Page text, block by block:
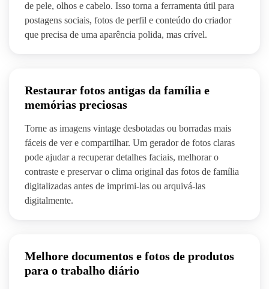
de pele, olhos e cabelo. Isso torna a ferramenta útil para
postagens sociais, fotos de perfil e conteúdo do criador
que precisa de uma aparência polida, mas crível.
Restaurar fotos antigas da família e
memórias preciosas
Torne as imagens vintage desbotadas ou borradas mais
fáceis de ver e compartilhar. Um gerador de fotos claras
pode ajudar a recuperar detalhes faciais, melhorar o
contraste e preservar o clima original das fotos de família
digitalizadas antes de imprimi-las ou arquivá-las
digitalmente.
Melhore documentos e fotos de produtos
para o trabalho diário